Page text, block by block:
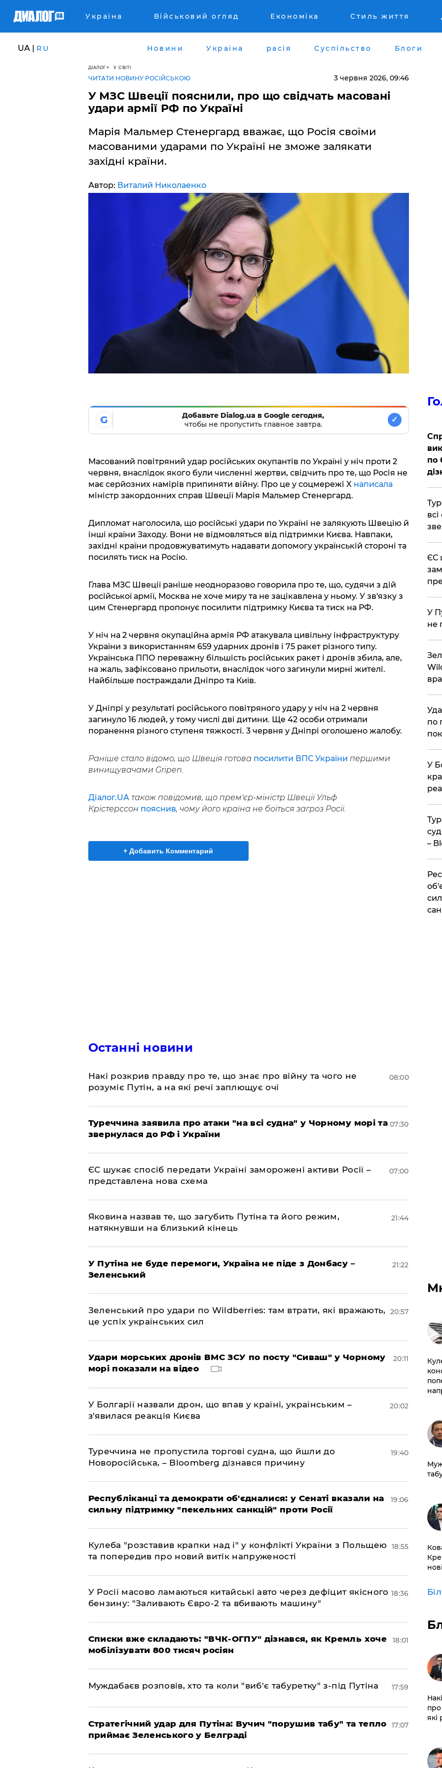
Україна Військовий огляд Економіка Стиль життя
UA | RU Новини Україна расія Суспільство Блоги
ДІАЛОГ У СВІТІ
ЧИТАТИ НОВИНУ РОСІЙСЬКОЮ 3 червня 2026, 09:46
У МЗС Швеції пояснили, про що свідчать масовані
удари армії РФ по Україні
Марія Мальмер Стенергард вважає, що Росія своїми
масованими ударами по Україні не зможе залякати
західні країни.
Автор: Виталий Николаенко
G
Добавьте Dialog.ua в Google сегодня,
чтобы не пропустить главное завтра.
✓
Масований повітряний удар російських окупантів по Україні у ніч проти 2
червня, внаслідок якого були численні жертви, свідчить про те, що Росія не
має серйозних намірів припиняти війну. Про це у соцмережі X написала
міністр закордонних справ Швеції Марія Мальмер Стенергард.
Дипломат наголосила, що російські удари по Україні не залякують Швецію й
інші країни Заходу. Вони не відмовляться від підтримки Києва. Навпаки,
західні країни продовжуватимуть надавати допомогу українській стороні та
посилять тиск на Росію.
Глава МЗС Швеції раніше неодноразово говорила про те, що, судячи з дій
російської армії, Москва не хоче миру та не зацікавлена у ньому. У зв'язку з
цим Стенергард пропонує посилити підтримку Києва та тиск на РФ.
У ніч на 2 червня окупаційна армія РФ атакувала цивільну інфраструктуру
України з використанням 659 ударних дронів і 75 ракет різного типу.
Українська ППО переважну більшість російських ракет і дронів збила, але,
на жаль, зафіксовано прильоти, внаслідок чого загинули мирні жителі.
Найбільше постраждали Дніпро та Київ.
У Дніпрі у результаті російського повітряного удару у ніч на 2 червня
загинуло 16 людей, у тому числі дві дитини. Ще 42 особи отримали
поранення різного ступеня тяжкості. 3 червня у Дніпрі оголошено жалобу.
Раніше стало відомо, що Швеція готова посилити ВПС України першими
винищувачами Gripen.
Діалог.UAтакож повідомив, що прем'єр-міністр Швеції Ульф
Крістерссон пояснив, чому його країна не боїться загроз Росії.
+ Добавить Комментарий
Останні новини
Накі розкрив правду про те, що знає про війну та чого не
розуміє Путін, а на які речі заплющує очі
08:00
Туреччина заявила про атаки "на всі судна" у Чорному морі та
звернулася до РФ і України
07:30
ЄС шукає спосіб передати Україні заморожені активи Росії –
представлена ​​нова схема
07:00
Яковина назвав те, що загубить Путіна та його режим,
натякнувши на близький кінець
21:44
У Путіна не буде перемоги, Україна не піде з Донбасу –
Зеленський
21:22
Зеленський про удари по Wildberries: там втрати, які вражають,
це успіх українських сил
20:57
Удари морських дронів ВМС ЗСУ по посту "Сиваш" у Чорному
морі показали на відео
20:11
У Болгарії назвали дрон, що впав у країні, українським –
з'явилася реакція Києва
20:02
Туреччина не пропустила торгові судна, що йшли до
Новоросійська, – Bloomberg дізнався причину
19:40
Республіканці та демократи об'єдналися: у Сенаті вказали на
сильну підтримку "пекельних санкцій" проти Росії
19:06
Кулеба "розставив крапки над і" у конфлікті України з Польщею
та попередив про новий витік напруженості
18:55
У Росії масово ламаються китайські авто через дефіцит якісного
бензину: "Заливають Євро-2 та вбивають машину"
18:36
Списки вже складають: "ВЧК-ОГПУ" дізнався, як Кремль хоче
мобілізувати 800 тисяч росіян
18:01
Муждабаєв розповів, хто та коли "виб'є табуретку" з-під Путіна 17:59
Стратегічний удар для Путіна: Вучич "порушив табу" та тепло
приймає Зеленського у Белграді
17:07
по
ЄС
У
не
по
У
–
про
які